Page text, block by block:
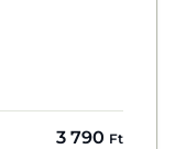
3 790 Ft